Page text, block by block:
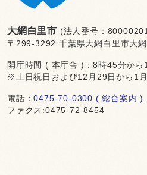
大網白里市 (法人番号：
〒299-3292 千葉県大網白里市大
開庁時間 ( 本庁舎 )：8時45分から
※土日祝日および12月29日から1月
電話：0475-70-0300 ( 総合案内 )
ファクス:0475-72-8454